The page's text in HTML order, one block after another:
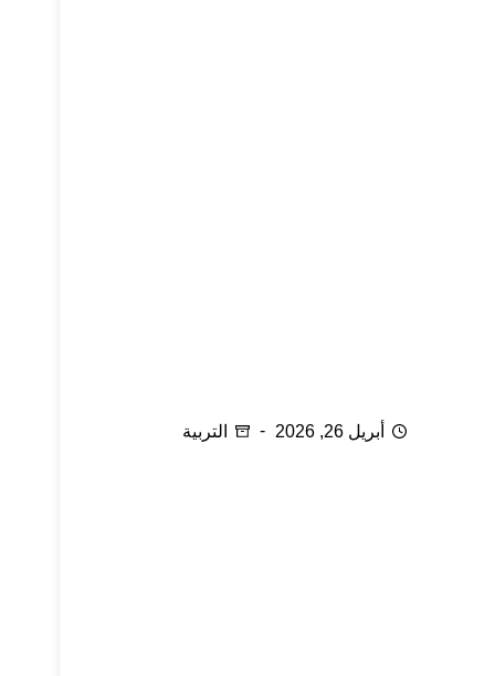
أبريل 26, 2026
التربية